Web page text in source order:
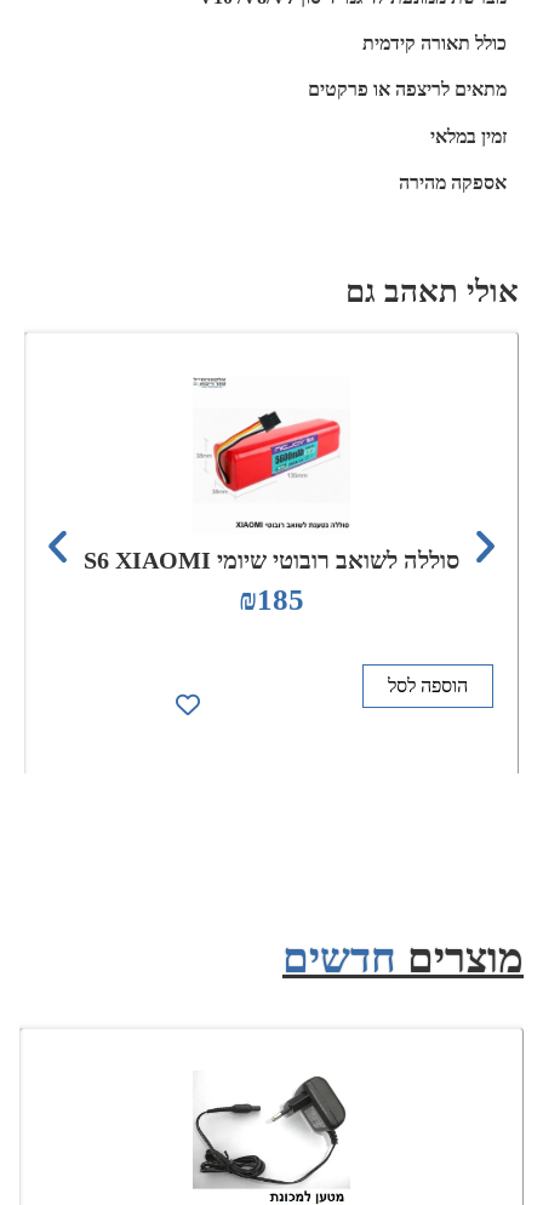
כולל תאורה קידמית
מתאים לריצפה או פרקטים
זמין במלאי
אספקה מהירה
אולי תאהב גם
סוללה לשואב רובוטי שיומי S6 XIAOMI
₪185
הוספה לסל
מוצרים חדשים